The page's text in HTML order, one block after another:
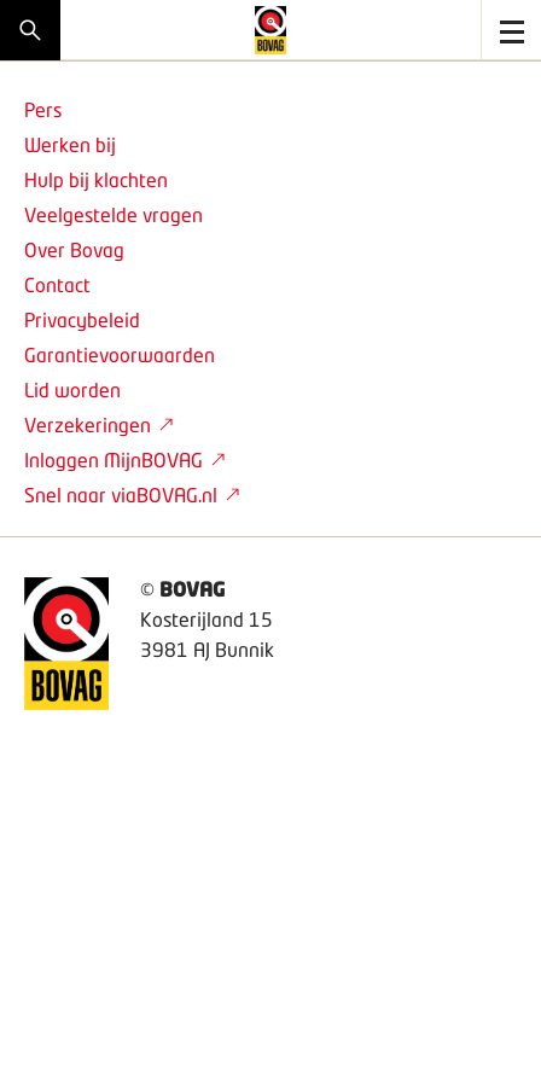
© BOVAG
Kosterijland 15
3981 AJ Bunnik
Pers
Werken bij
Hulp bij klachten
Veelgestelde vragen
Over Bovag
Contact
Privacybeleid
Garantievoorwaarden
Lid worden
Verzekeringen
Inloggen MijnBOVAG
Snel naar viaBOVAG.nl